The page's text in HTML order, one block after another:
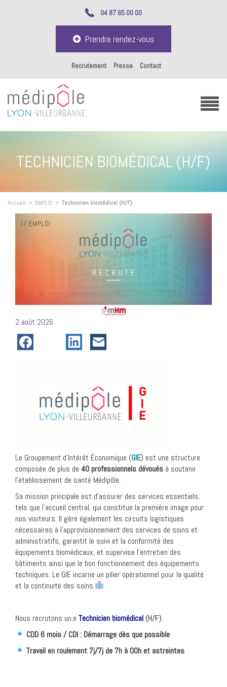
04 87 65 00 00
Prendre rendez-vous
Recrutement Presse Contact
TECHNICIEN BIOMÉDICAL (H/F)
Accueil > EMPLOI > Technicien biomédical (H/F)
Posté
le
2 août 2026
Le Groupement d’Intérêt Économique (GIE) est une structure
composée de plus de 40 professionnels dévoués à soutenir
l’établissement de santé Médipôle.
Sa mission principale est d’assurer des services essentiels,
tels que l’accueil central, qui constitue la première image pour
nos visiteurs. Il gère également les circuits logistiques
nécessaires à l’approvisionnement des services de soins et
administratifs, garantit le suivi et la conformité des
équipements biomédicaux, et supervise l’entretien des
bâtiments ainsi que le bon fonctionnement des équipements
techniques. Le GIE incarne un pilier opérationnel pour la qualité
et la continuité des soins.
Nous recrutons un.e Technicien biomédical (H/F).
CDD 6 mois / CDI : Démarrage dès que possible
Travail en roulement 7j/7j de 7h à 00h et astreintes